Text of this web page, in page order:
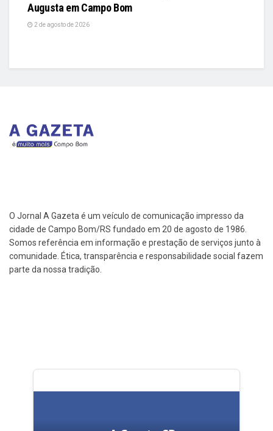
Augusta em Campo Bom
2 de agosto de 2026
O Jornal A Gazeta é um veículo de comunicação impresso da
cidade de Campo Bom/RS fundado em 20 de agosto de 1986.
Somos referência em informação e prestação de serviços junto à
comunidade. Ética, transparência e responsabilidade social fazem
parte da nossa tradição.